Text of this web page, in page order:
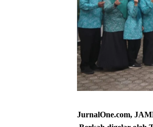
JurnalOne.com,